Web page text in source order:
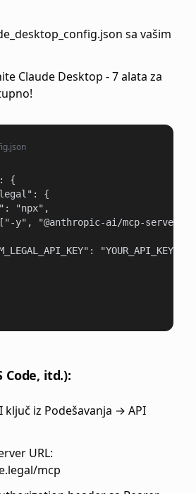
sa vašim
Claude Desktop - 7 alata za
{
{
"npx",
y", "@anthropic-ai/mcp-server-
"YOUR_API_KEY"
Code, itd.):
ključ iz Podešavanja → API
URL:
mcp